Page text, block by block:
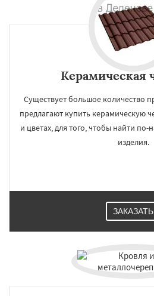
Керамическая
Существует большое количество
предлагают купить керамическую
и цветах, для того, чтобы найти
изделия.
ЗАКАЗАТЬ